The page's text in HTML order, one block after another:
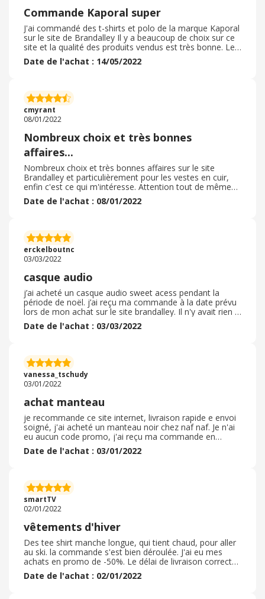
Commande Kaporal super
J'ai commandé des t-shirts et polo de la marque Kaporal
sur le site de Brandalley Il y a beaucoup de choix sur ce
site et la qualité des produits vendus est très bonne. Les
articles commandés correspondaient au visuel du site
J'ai réussi à avoir un code promo 20€ pour 80€ d"achat.
port sont élevés malgré tout ( 7, 99€) . Je recommande
vivement ce site internet car on peut bénéficier de prix
intéressants sur les anciennes collections.
Date de l'achat : 14/05/2022
cmyrant
08/01/2022
Nombreux choix et très bonnes
affaires...
Nombreux choix et très bonnes affaires sur le site
Brandalley et particulièrement pour les vestes en cuir,
enfin c'est ce qui m'intéresse. Attention tout de même
certains articles signalés en cuir ne le sont pas toujours,
j'ai déjà renvoyé 2 sacs pour ma femme. en tout cas
car des articles peuvent passer en promo très vite mais
peuvent également voir le prix modifié à la hausse très
rapidement aussi;
Date de l'achat : 08/01/2022
erckelboutnc
03/03/2022
casque audio
j’ai acheté un casque audio sweet acess pendant la
période de noël. j’ai reçu ma commande à la date prévu
lors de mon achat sur le site brandalley. Il n'y avait rien a
signaler pour l’emballage du colis, absolument parfait. Le
produit est également à la hauteur de mes attentes , de
sweet acess. A noter que j’ai pu profiter d’une offre
promotionnelle sur mon achat lorsque j'ai effectué ma
commande.
Date de l'achat : 03/03/2022
vanessa_tschudy
03/01/2022
achat manteau
je recommande ce site internet, livraison rapide e envoi
soigné, j'ai acheté un manteau noir chez naf naf. Je n'ai
eu aucun code promo, j'ai reçu ma commande en
quelques jours, les articles conformes à ce que j'ai
commandé, de très bonne qualité et en plus il me va
décembre et je l'ai reçu quelques jours après. La qualité
de la veste est super je suis assez ravi et je ne
connaissait pas la marque
Date de l'achat : 03/01/2022
smartTV
02/01/2022
vêtements d'hiver
Des tee shirt manche longue, qui tient chaud, pour aller
au ski. la commande s'est bien déroulée. J'ai eu mes
achats en promo de -50%. Le délai de livraison correct
de 8 jours. L'emballage est bien, le colis a une grandeur
limité. Les articles étaient conforme avec l'étiquetage
Date de l'achat : 02/01/2022